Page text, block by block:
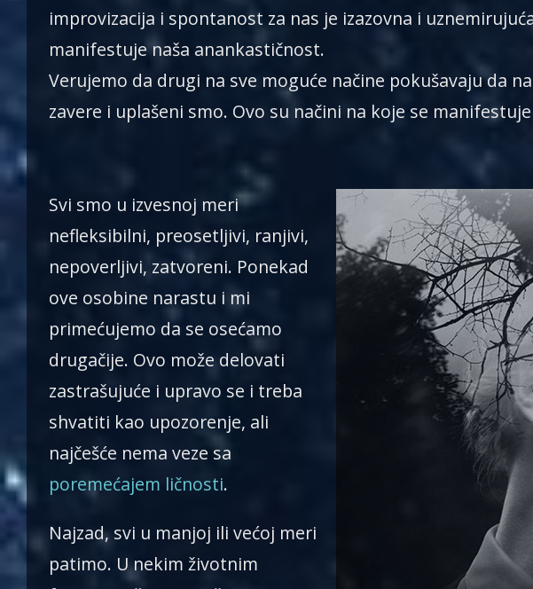
improvizacija i spontanost za nas je izazovna i
manifestuje naša anankastičnost.
Verujemo da drugi na sve moguće načine pokušavaju da
zavere i uplašeni smo. Ovo su načini na koje se
Svi smo u izvesnoj meri
nefleksibilni, preosetljivi, ranjivi,
nepoverljivi, zatvoreni. Ponekad
ove osobine narastu i mi
primećujemo da se osećamo
drugačije. Ovo može delovati
zastrašujuće i upravo se i treba
shvatiti kao upozorenje, ali
najčešće nema veze sa
poremećajem ličnosti.
Najzad, svi u manjoj ili većoj meri
patimo. U nekim životnim